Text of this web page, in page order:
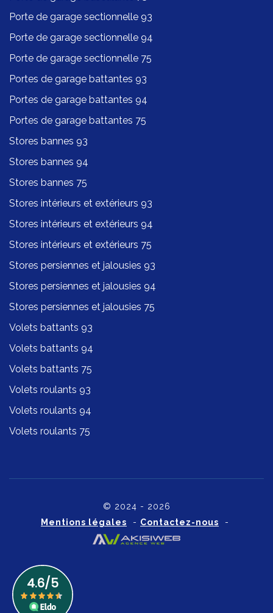
Porte de garage sectionnelle 93
Porte de garage sectionnelle 94
Porte de garage sectionnelle 75
Portes de garage battantes 93
Portes de garage battantes 94
Portes de garage battantes 75
Stores bannes 93
Stores bannes 94
Stores bannes 75
Stores intérieurs et extérieurs 93
Stores intérieurs et extérieurs 94
Stores intérieurs et extérieurs 75
Stores persiennes et jalousies 93
Stores persiennes et jalousies 94
Stores persiennes et jalousies 75
Volets battants 93
Volets battants 94
Volets battants 75
Volets roulants 93
Volets roulants 94
Volets roulants 75
© 2024 - 2026
Mentions légales - Contactez-nous -